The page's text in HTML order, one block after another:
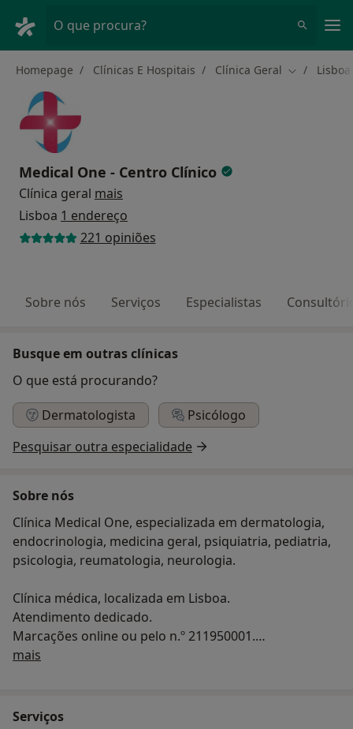
O que procura?
Homepage Clínicas E Hospitais Clínica Geral Mudar de
Lisboa
Medical One - Centro Clínico
Clínica geral mais
Lisboa 1 endereço
221 opiniões
Sobre nós Serviços Especialistas
Busque em outras clínicas
O que está procurando?
Dermatologista
Psicólogo
Pesquisar outra especialidade
Sobre nós
Clínica Medical One, especializada em dermatologia,
endocrinologia, medicina geral, psiquiatria, pediatria,
psicologia, reumatologia, neurologia.
Clínica médica, localizada em Lisboa.
Atendimento dedicado.
Marcações online ou pelo n.º 211950001.
Atendimento em horário pós laboral.
mais
Serviços